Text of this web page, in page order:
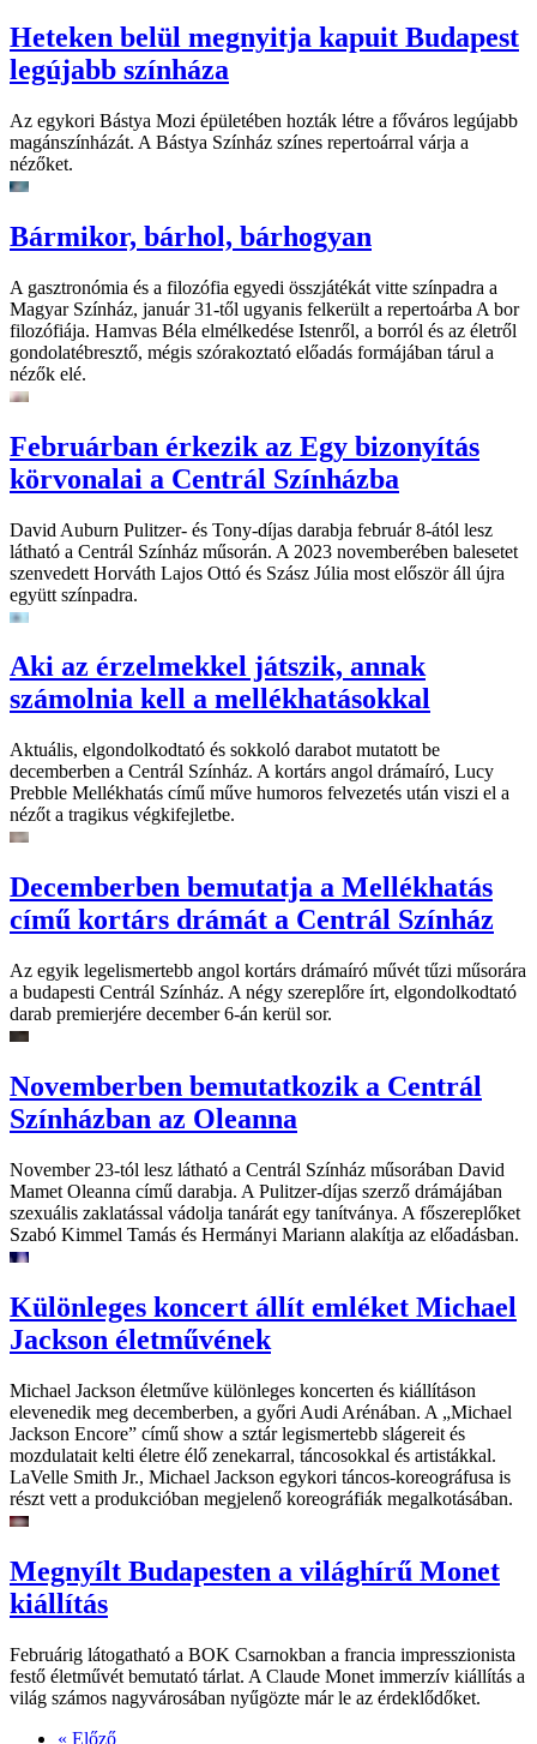
Heteken belül megnyitja kapuit Budapest
legújabb színháza
Az egykori Bástya Mozi épületében hozták létre a főváros legújabb
magánszínházát. A Bástya Színház színes repertoárral várja a
nézőket.
Bármikor, bárhol, bárhogyan
A gasztronómia és a filozófia egyedi összjátékát vitte színpadra a
Magyar Színház, január 31-től ugyanis felkerült a repertoárba A bor
filozófiája. Hamvas Béla elmélkedése Istenről, a borról és az életről
gondolatébresztő, mégis szórakoztató előadás formájában tárul a
nézők elé.
Februárban érkezik az Egy bizonyítás
körvonalai a Centrál Színházba
David Auburn Pulitzer- és Tony-díjas darabja február 8-ától lesz
látható a Centrál Színház műsorán. A 2023 novemberében balesetet
szenvedett Horváth Lajos Ottó és Szász Júlia most először áll újra
együtt színpadra.
Aki az érzelmekkel játszik, annak
számolnia kell a mellékhatásokkal
Aktuális, elgondolkodtató és sokkoló darabot mutatott be
decemberben a Centrál Színház. A kortárs angol drámaíró, Lucy
Prebble Mellékhatás című műve humoros felvezetés után viszi el a
nézőt a tragikus végkifejletbe.
Decemberben bemutatja a Mellékhatás
című kortárs drámát a Centrál Színház
Az egyik legelismertebb angol kortárs drámaíró művét tűzi műsorára
a budapesti Centrál Színház. A négy szereplőre írt, elgondolkodtató
darab premierjére december 6-án kerül sor.
Novemberben bemutatkozik a Centrál
Színházban az Oleanna
November 23-tól lesz látható a Centrál Színház műsorában David
Mamet Oleanna című darabja. A Pulitzer-díjas szerző drámájában
szexuális zaklatással vádolja tanárát egy tanítványa. A főszereplőket
Szabó Kimmel Tamás és Hermányi Mariann alakítja az előadásban.
Különleges koncert állít emléket Michael
Jackson életművének
Michael Jackson életműve különleges koncerten és kiállításon
elevenedik meg decemberben, a győri Audi Arénában. A „Michael
Jackson Encore” című show a sztár legismertebb slágereit és
mozdulatait kelti életre élő zenekarral, táncosokkal és artistákkal.
LaVelle Smith Jr., Michael Jackson egykori táncos-koreográfusa is
részt vett a produkcióban megjelenő koreográfiák megalkotásában.
Megnyílt Budapesten a világhírű Monet
kiállítás
Februárig látogatható a BOK Csarnokban a francia impresszionista
festő életművét bemutató tárlat. A Claude Monet immerzív kiállítás a
világ számos nagyvárosában nyűgözte már le az érdeklődőket.
« Előző